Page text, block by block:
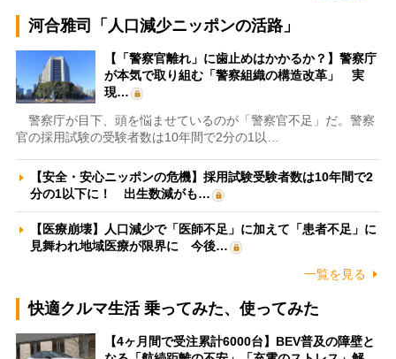
河合雅司「人口減少ニッポンの活路」
【「警察官離れ」に歯止めはかかるか？】警察庁
が本気で取り組む「警察組織の構造改革」 実
現…
警察庁が目下、頭を悩ませているのが「警察官不足」だ。警察
官の採用試験の受験者数は10年間で2分の1以…
【安全・安心ニッポンの危機】採用試験受験者数は10年間で2
分の1以下に！ 出生数減がも…
【医療崩壊】人口減少で「医師不足」に加えて「患者不足」に
見舞われ地域医療が限界に 今後…
一覧を見る
快適クルマ生活 乗ってみた、使ってみた
【4ヶ月間で受注累計6000台】BEV普及の障壁と